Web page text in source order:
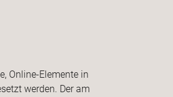
Online-Elemente in
werden. Der am